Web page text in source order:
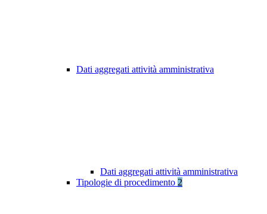
Dati aggregati attività amministrativa
Dati aggregati attività amministrativa
Tipologie di procedimento 2